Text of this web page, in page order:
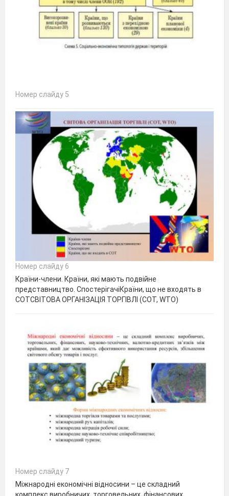
Номер слайду 5
Номер слайду 6
Країни-члени. Країни, які мають подвійне
представництво. СпостерігачіКраїни, що не входять в
СОТСВІТОВА ОРГАНІЗАЦІЯ ТОРГІВЛІ (СОТ, WTO)
Номер слайду 7
Міжнародні економічні відносини – це складний